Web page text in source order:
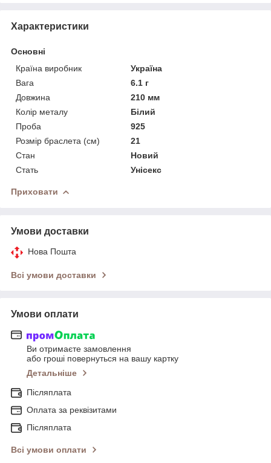
Характеристики
Основні
Країна виробник
Україна
Вага
6.1 г
Довжина
210 мм
Колір металу
Білий
Проба
925
Розмір браслета (см)
21
Стан
Новий
Стать
Унісекс
Приховати
Умови доставки
Нова Пошта
Всі умови доставки
Умови оплати
Ви отримаєте замовлення
або гроші повернуться на вашу картку
Детальніше
Післяплата
Оплата за реквізитами
Післяплата
Всі умови оплати